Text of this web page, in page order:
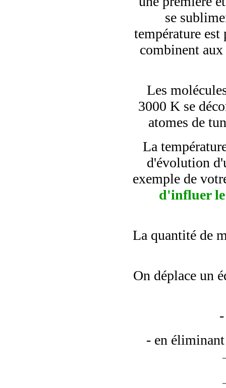
se
température
combinent aux
Les
3000 K se
atomes de
La
d'évolution
exemple de
d'influer
La quantité de
On déplace un
- en